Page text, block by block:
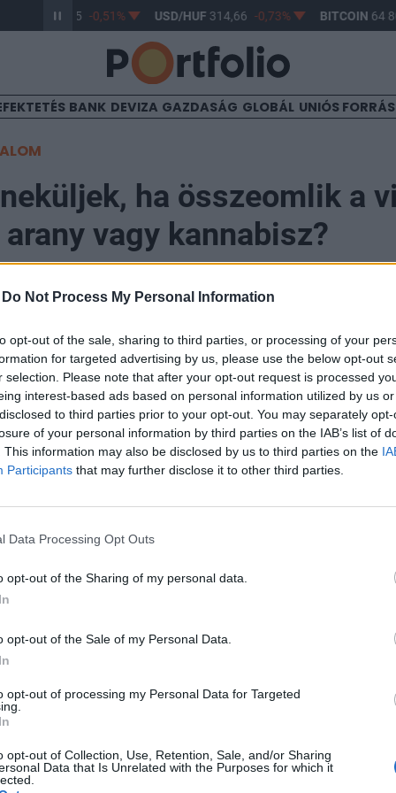
Do Not Process My Personal Information
opt-out of the sale, sharing to third parties, or processing of your
for targeted advertising by us, please use the below opt-out
selection. Please note that after your opt-out request is processed
interest-based ads based on personal information utilized by us
to third parties prior to your opt-out. You may separately
of your personal information by third parties on the IAB’s list of
This information may also be disclosed by us to third parties on the
Participants that may further disclose it to other third parties.
Data Processing Opt Outs
opt-out of the Sharing of my personal data.
opt-out of the Sale of my Personal Data.
opt-out of processing my Personal Data for Targeted
opt-out of Collection, Use, Retention, Sale, and/or Sharing
Data that Is Unrelated with the Purposes for which it
363,55 -0,51% USD/HUF 314,66 -0,73% BITCOIN64
BANK DEVIZA GAZDASÁG GLOBÁL UNIÓS
ha összeomlik a
vagy kannabisz?
az alternatív befektetések, nyersanyagok, pedig
jó hozampotenciált, ilyen lehet az arany, az
el a Portfolio Investment, Wealth and Savings
hogy rengeteg befektető szkeptikus a
monetáris szigorítás és a politikai kockázatok miatt,
Alapkezelő szenior termékmenedzsere a kannabisz-
egyre több állam kezdi legalizálni a kannabisz orvosi és
pedig több ország is dekriminalizálta. Újabb kutatások
portfolio.hu hírarchívumához tartozik, melynek olvasása
tartalmazza:
elmúlt 2 év napon belüli